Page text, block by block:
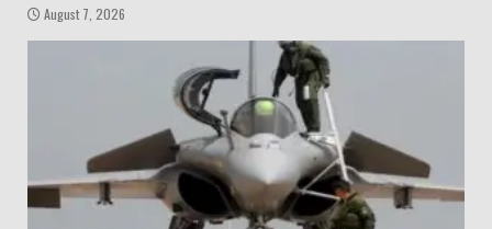
August 7, 2026